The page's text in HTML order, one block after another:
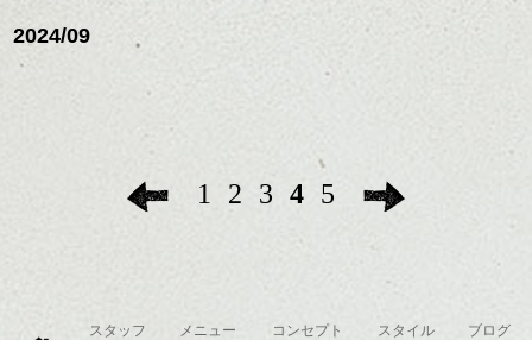
2024/09
1 2 3 4 5
スタッフ メニュー コンセプト スタイル ブログ